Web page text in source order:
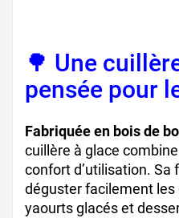
🌳 Une
pensée pour
Fabriquée en bois de
cuillère à glace
confort d’utilisation.
déguster facilement les
yaourts glacés et